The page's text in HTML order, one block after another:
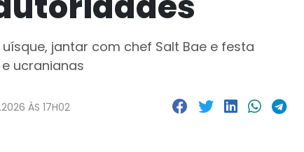
jantar com chef Salt Bae e festa
ucranianas
ÀS 17H02